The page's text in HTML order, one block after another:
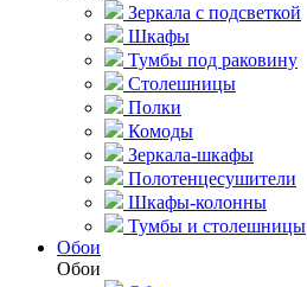
Зеркала с подсветкой
Шкафы
Тумбы под раковину
Столешницы
Полки
Комоды
Зеркала-шкафы
Полотенцесушители
Шкафы-колонны
Тумбы и столешницы
Обои
Обои